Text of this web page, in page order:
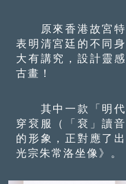
原來香港故宮特
表明清宮廷的不同
大有講究，設計靈
古畫！
其中一款「明代
穿袞服（「袞」讀
的形象，正對應了
光宗朱常洛坐像》。